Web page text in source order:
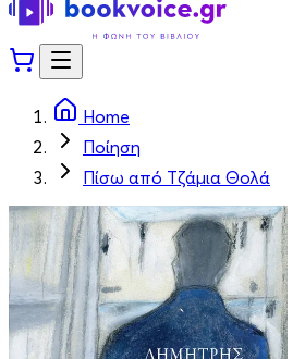
Home
Ποίηση
Πίσω από Τζάμια Θολά